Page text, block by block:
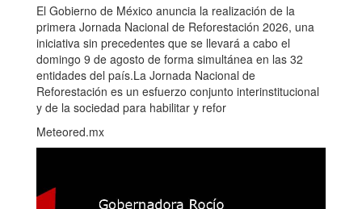
El Gobierno de México anuncia la realización de la
primera Jornada Nacional de Reforestación 2026, una
iniciativa sin precedentes que se llevará a cabo el
domingo 9 de agosto de forma simultánea en las 32
entidades del país.La Jornada Nacional de
Reforestación es un esfuerzo conjunto interinstitucional
y de la sociedad para habilitar y refor
Meteored.mx